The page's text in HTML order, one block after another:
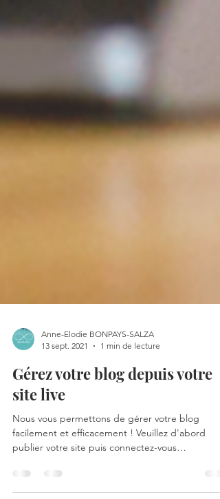
Anne-Elodie BONPAYS-SALZA
13 sept. 2021
1 min de lecture
Gérez votre blog depuis votre
site live
Nous vous permettons de gérer votre blog
publier votre site puis connectez-vous
directement...